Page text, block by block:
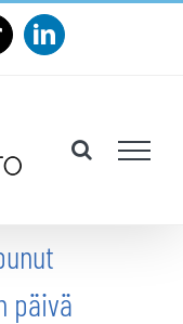
LinkedIn
päivä